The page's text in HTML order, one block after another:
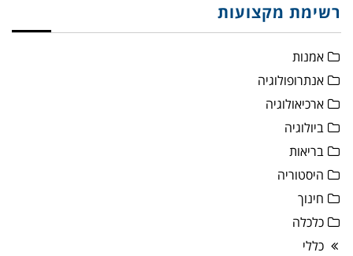
רשימת מקצועות
אמנות
אנתרופולוגיה
ארכיאולוגיה
ביולוגיה
בריאות
היסטוריה
חינוך
כלכלה
כללי